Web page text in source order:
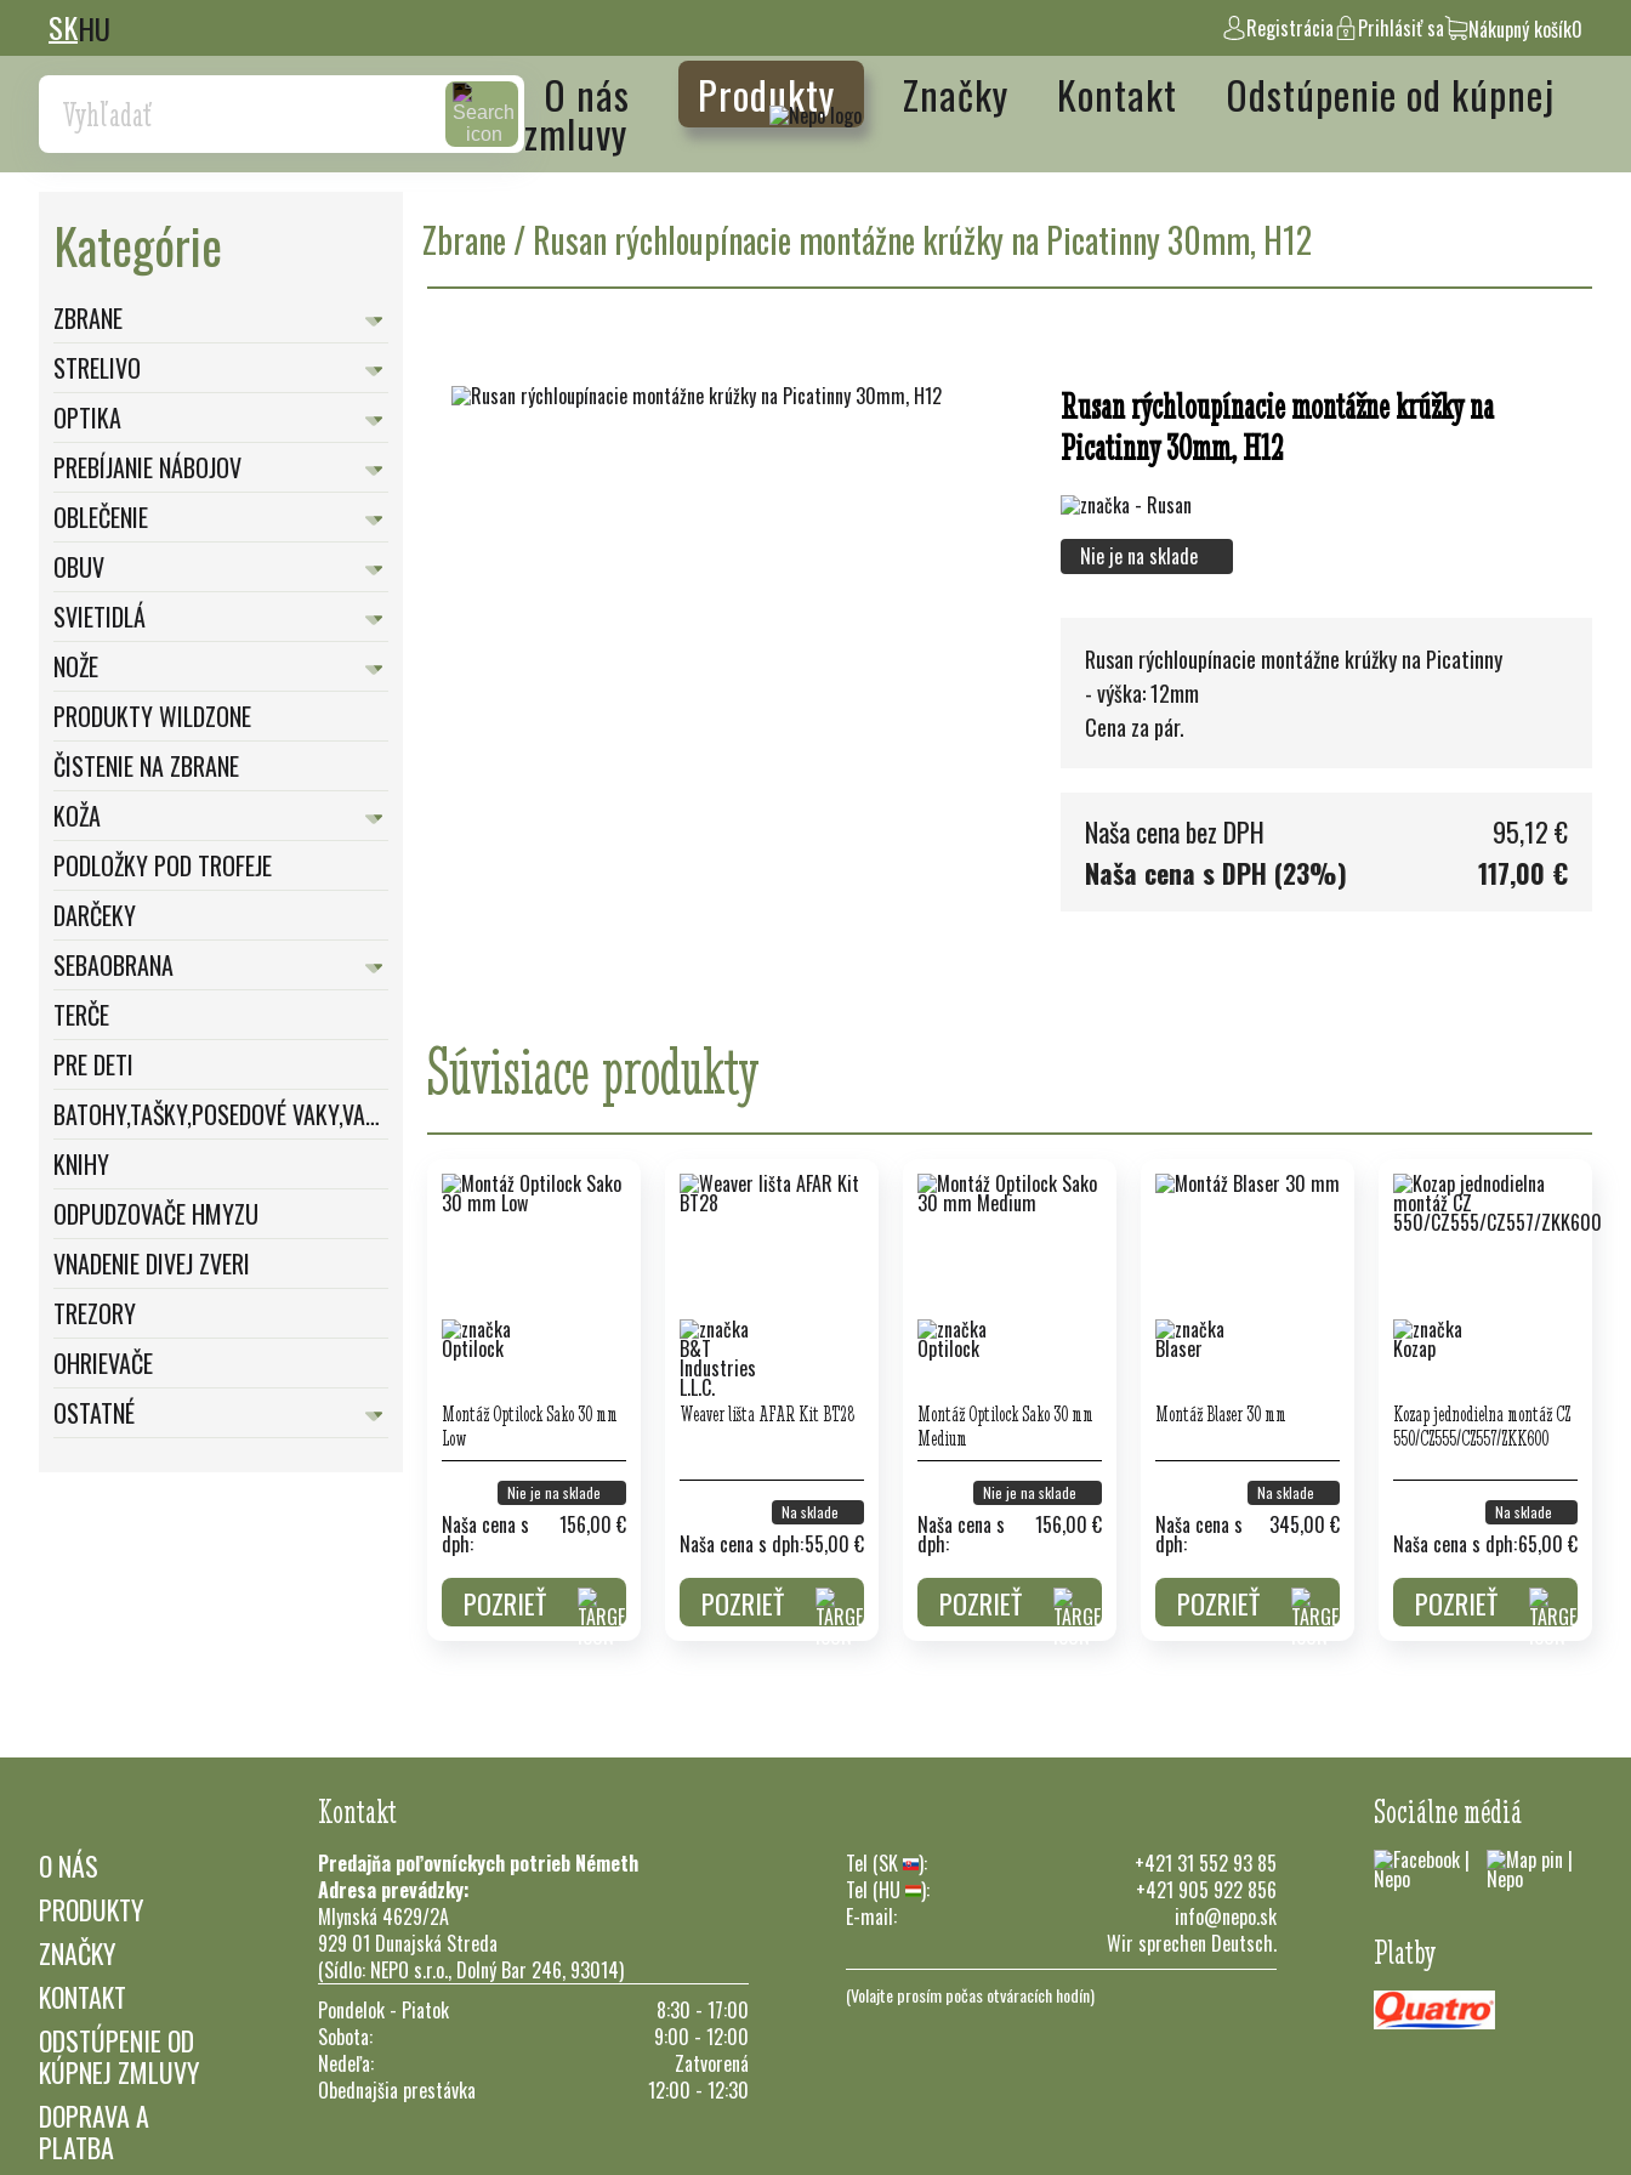
SKHU Registrácia Prihlásiť sa Nákupný košík0
Search O nás Produkty Značky Kontakt Odstúpenie od kúpnej
zmluvy
Kategórie
ZBRANE
STRELIVO
OPTIKA
PREBÍJANIE NÁBOJOV
OBLEČENIE
OBUV
SVIETIDLÁ
NOŽE
PRODUKTY WILDZONE
ČISTENIE NA ZBRANE
KOŽA
PODLOŽKY POD TROFEJE
DARČEKY
SEBAOBRANA
TERČE
PRE DETI
BATOHY,TAŠKY,POSEDOVÉ VAKY,VAKY
KNIHY
ODPUDZOVAČE HMYZU
VNADENIE DIVEJ ZVERI
TREZORY
OHRIEVAČE
OSTATNÉ
Zbrane/Rusan rýchloupínacie montážne krúžky na Picatinny 30mm, H12
Rusan rýchloupínacie montážne krúžky na
Picatinny 30mm, H12
Nie je na sklade
Rusan rýchloupínacie montážne krúžky na Picatinny
- výška: 12mm
Cena za pár.
Naša cena bez DPH
95,12 €
Naša cena s DPH (23%)
117,00 €
Súvisiace produkty
Montáž Optilock Sako 30 mm
Low
Nie je na sklade
Naša cena s
dph:
156,00 €
POZRIEŤ
Weaver lišta AFAR Kit BT28
Na sklade
Naša cena s dph:55,00 €
POZRIEŤ
Montáž Optilock Sako 30 mm
Medium
Nie je na sklade
Naša cena s
dph:
156,00 €
POZRIEŤ
Montáž Blaser 30 mm
Na sklade
Naša cena s
dph:
345,00 €
POZRIEŤ
Kozap jednodielna montáž CZ
550/CZ555/CZ557/ZKK600
Na sklade
Naša cena s dph:65,00 €
POZRIEŤ
O NÁS
PRODUKTY
ZNAČKY
KONTAKT
ODSTÚPENIE OD
KÚPNEJ ZMLUVY
DOPRAVA A
PLATBA
Kontakt
Predajňa poľovníckych potrieb Németh
Adresa prevádzky:
Mlynská 4629/2A
929 01 Dunajská Streda
(Sídlo: NEPO s.r.o., Dolný Bar 246, 93014)
Pondelok - Piatok
8:30 - 17:00
Sobota:
9:00 - 12:00
Nedeľa:
Zatvorená
Obednajšia prestávka
12:00 - 12:30
Tel (SK ):
+421 31 552 93 85
Tel (HU
):
+421 905 922 856
E-mail:
info@nepo.sk
Wir sprechen Deutsch.
(Volajte prosím počas otváracích hodín)
Sociálne médiá
Platby